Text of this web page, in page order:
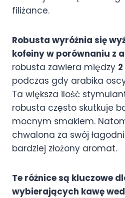
filiżance.
Robusta wyróżnia się
kofeiny w porównaniu z
robusta zawiera między
podczas gdy arabika
Ta większa ilość
robusta często skutkuje
mocnym smakiem.
chwalona za swój
bardziej złożony aromat.
Te różnice są kluczowe
wybierających kawę